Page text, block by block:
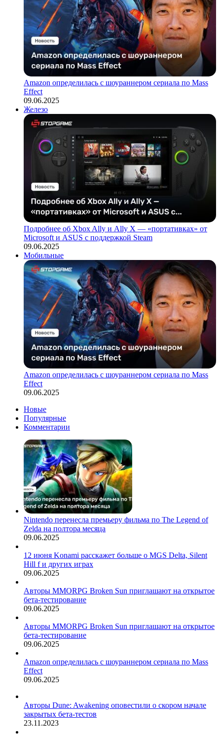
Amazon определилась с шоураннером сериала по Mass
Effect
09.06.2025
Железо
Подробнее об Xbox Ally и Ally X — «портативках» от
Microsoft и ASUS с поддержкой Steam
09.06.2025
Мобильные
Amazon определилась с шоураннером сериала по Mass
Effect
09.06.2025
Новые
Популярные
Комментарии
Nintendo перенесла премьеру фильма по The Legend of
Zelda на полтора месяца
09.06.2025
12 июня Konami расскажет больше о MGS Delta, Silent
Hill f и других играх
09.06.2025
Авторы MMORPG Broken Sun приглашают на открытое
бета-тестирование
09.06.2025
Авторы MMORPG Broken Sun приглашают на открытое
бета-тестирование
09.06.2025
Amazon определилась с шоураннером сериала по Mass
Effect
09.06.2025
Авторы Dune: Awakening оповестили о скором начале
закрытых бета-тестов
23.11.2023